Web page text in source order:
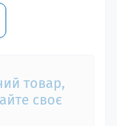
товар,
своє